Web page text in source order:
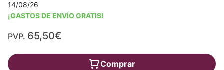
14/08/26
¡GASTOS DE ENVÍO GRATIS!
PVP. 65,50€
Comprar